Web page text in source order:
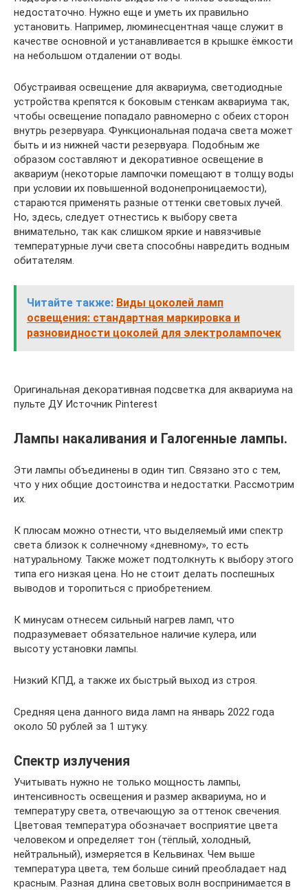
недостаточно. Нужно еще и уметь их правильно
установить. Например, люминесцентная чаще служит в
качестве основной и устанавливается в крышке ёмкости
на небольшом отдалении от воды.
Обустраивая освещение для аквариума, светодиодные
устройства крепятся к боковым стенкам аквариума так,
чтобы освещение попадало равномерно с обеих сторон
внутрь резервуара. Функциональная подача света может
быть и из нижней части резервуара. Подобным же
образом составляют и декоративное освещение в
аквариум (некоторые лампочки помещают в толщу воды
при условии их повышенной водонепроницаемости),
стараются применять разные оттенки световых лучей.
Но, здесь, следует отнестись к выбору света
внимательно, так как слишком яркие и навязчивые
температурные лучи света способны навредить водным
обитателям.
Читайте также: Виды цоколей ламп
освещения: стандартная маркировка и
разновидности цоколей для электролампочек
Оригинальная декоративная подсветка для аквариума на
пульте ДУ Источник Pinterest
Лампы накаливания и Галогенные лампы.
Эти лампы объединены в один тип. Связано это с тем,
что у них общие достоинства и недостатки. Рассмотрим
их.
К плюсам можно отнести, что выделяемый ими спектр
света близок к солнечному «дневному», то есть
натуральному. Также может подтолкнуть к выбору этого
типа его низкая цена. Но не стоит делать поспешных
выводов и торопиться с приобретением.
К минусам отнесем сильный нагрев ламп, что
подразумевает обязательное наличие кулера, или
высоту установки лампы.
Низкий КПД, а также их быстрый выход из строя.
Средняя цена данного вида ламп на январь 2022 года
около 50 рублей за 1 штуку.
Спектр излучения
Учитывать нужно не только мощность лампы,
интенсивность освещения и размер аквариума, но и
температуру света, отвечающую за оттенок свечения.
Цветовая температура обозначает восприятие цвета
человеком и определяет тон (тёплый, холодный,
нейтральный), измеряется в Кельвинах. Чем выше
температура цвета, тем больше синий преобладает над
красным. Разная длина световых волн воспринимается в